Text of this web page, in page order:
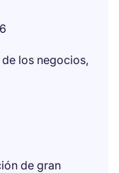
los negocios,
de gran